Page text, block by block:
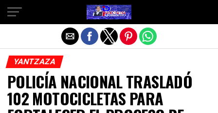
YANTZAZA
POLICÍA NACIONAL TRASLADÓ
102 MOTOCICLETAS PARA
Salir de la versión móvil